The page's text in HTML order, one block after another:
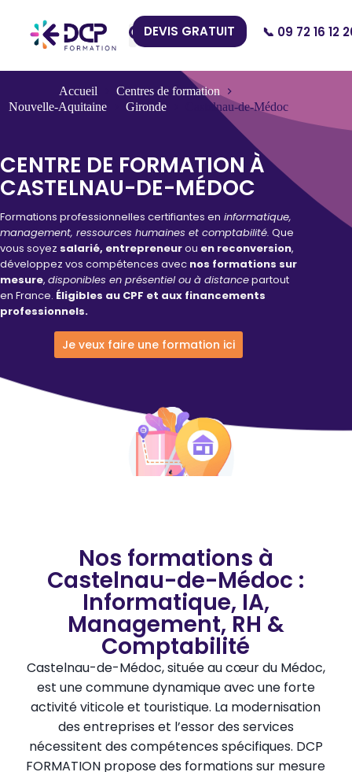
DEVIS GRATUIT 📞 09 72 16 12
Accueil
Centres de formation
Nouvelle-Aquitaine
Gironde Castelnau-de-Médoc
CENTRE DE FORMATION À
CASTELNAU-DE-MÉDOC
Formations professionnelles certifiantes en informatique,
management, ressources humaines et comptabilité. Que
vous soyez salarié, entrepreneurou en reconversion,
développez vos compétences avec nos formations sur
mesure, disponibles en présentiel ou à distancepartout
en France. Éligibles au CPF et aux financements
professionnels.
Je veux faire une formation ici
Nos formations à
Castelnau-de-Médoc :
Informatique, IA,
Management, RH &
Comptabilité
Castelnau-de-Médoc, située au cœur du Médoc,
est une commune dynamique avec une forte
activité viticole et touristique. La modernisation
des entreprises et l’essor des services
nécessitent des compétences spécifiques. DCP
FORMATION propose des formations sur mesure